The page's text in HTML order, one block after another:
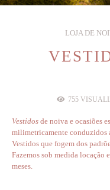
LOJA DE
755
Vestidos de noiva e ocasiões
milimetricamente conduzidos
Vestidos que fogem dos
Fazemos sob medida locação
meses.